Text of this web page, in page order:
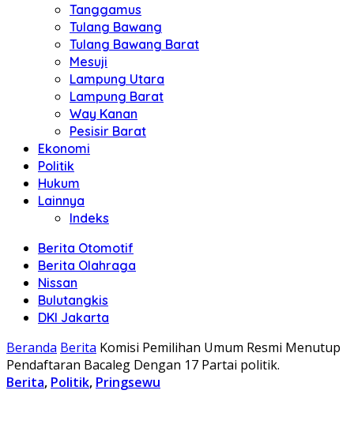
Tanggamus
Tulang Bawang
Tulang Bawang Barat
Mesuji
Lampung Utara
Lampung Barat
Way Kanan
Pesisir Barat
Ekonomi
Politik
Hukum
Lainnya
Indeks
Berita Otomotif
Berita Olahraga
Nissan
Bulutangkis
DKI Jakarta
Beranda Berita Komisi Pemilihan Umum Resmi Menutup
Pendaftaran Bacaleg Dengan 17 Partai politik.
Berita, Politik, Pringsewu